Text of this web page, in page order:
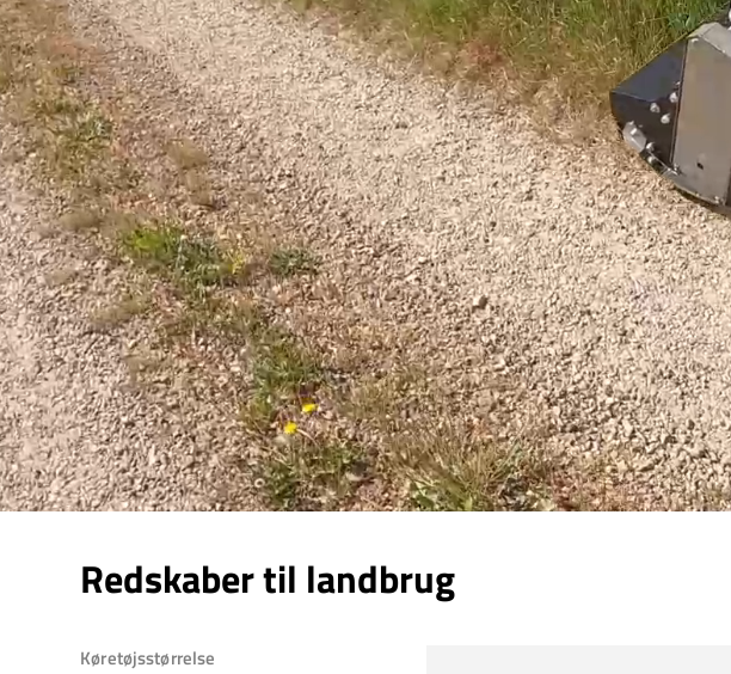
Redskaber til landbrug
Køretøjsstørrelse